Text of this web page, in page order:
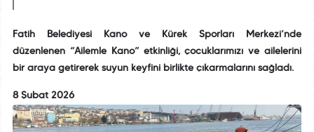
Fatih Belediyesi Kano ve Kürek Sporları Merkezi’nde
düzenlenen “Ailemle Kano” etkinliği, çocuklarımızı ve ailelerini
bir araya getirerek suyun keyfini birlikte çıkarmalarını sağladı.
8 Şubat 2026